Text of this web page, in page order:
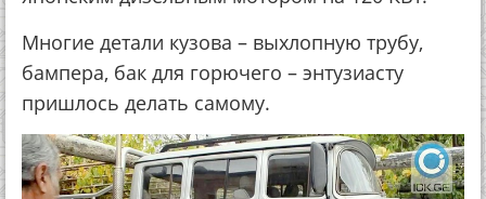
Многие детали кузова – выхлопную трубу,
бампера, бак для горючего – энтузиасту
пришлось делать самому.